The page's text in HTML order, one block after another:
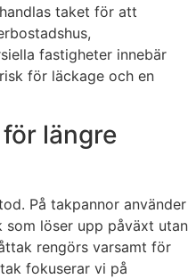
taket för att
fastigheter innebär
för läckage och en
längre
På takpannor använder
löser upp påväxt utan
rengörs varsamt för
fokuserar vi på